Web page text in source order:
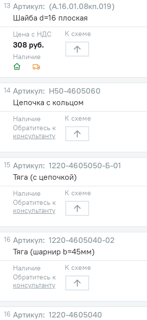
13
(А.16.01.08кп.019)
Шайба d=16 плоская
Наличие
Цена с НДС
308 руб.
К схеме
14
Н50-4605060
Цепочка с кольцом
Наличие
Обратитесь к
консультанту
К схеме
15
1220-4605050-Б-01
Тяга (с цепочкой)
Наличие
Обратитесь к
консультанту
К схеме
16
1220-4605040-02
Тяга (шарнир b=45мм)
Наличие
Обратитесь к
консультанту
К схеме
16
1220-4605040